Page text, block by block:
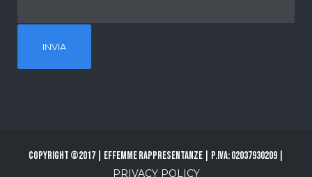
Copyright ©2017 | Effemme Rappresentanze | P.Iva: 02037930209 |
PRIVACY POLICY